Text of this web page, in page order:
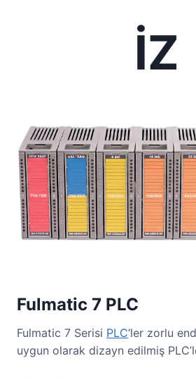
İZ
Fulmatic 7 PLC
Fulmatic 7 Serisi PLC‘ler zorlu
uygun olarak dizayn edilmiş